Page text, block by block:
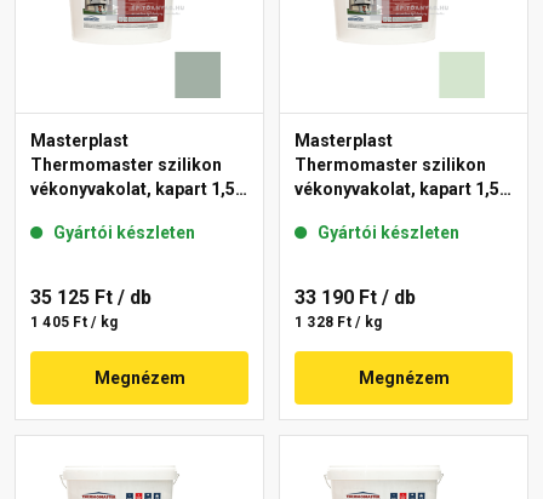
Masterplast
Thermomaster szilikon
vékonyvakolat, kapart 1,5
Gyártói készleten
35 125 Ft / db
1 405 Ft / kg
Megnézem
Masterplast
Thermomaster szilikon
vékonyvakolat, kapart 1,5
Gyártói készleten
33 190 Ft / db
1 328 Ft / kg
Megnézem